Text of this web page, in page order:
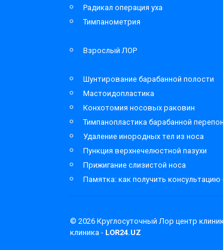
Радикал операция уха
Тимпанометрия
Взрослый ЛОР
Шунтирование барабанной полости
Мастоидопластика
Конхотомия носовых раковин
Тимпанопластика барабанной
Удаление инородных тел из носа
Пункция верхнечелюстной пазухи
Прижигание слизистой носа
Памятка: как получить консультацию
© 2026 Круглосуточный Лор центр
клиника - LOR24.UZ